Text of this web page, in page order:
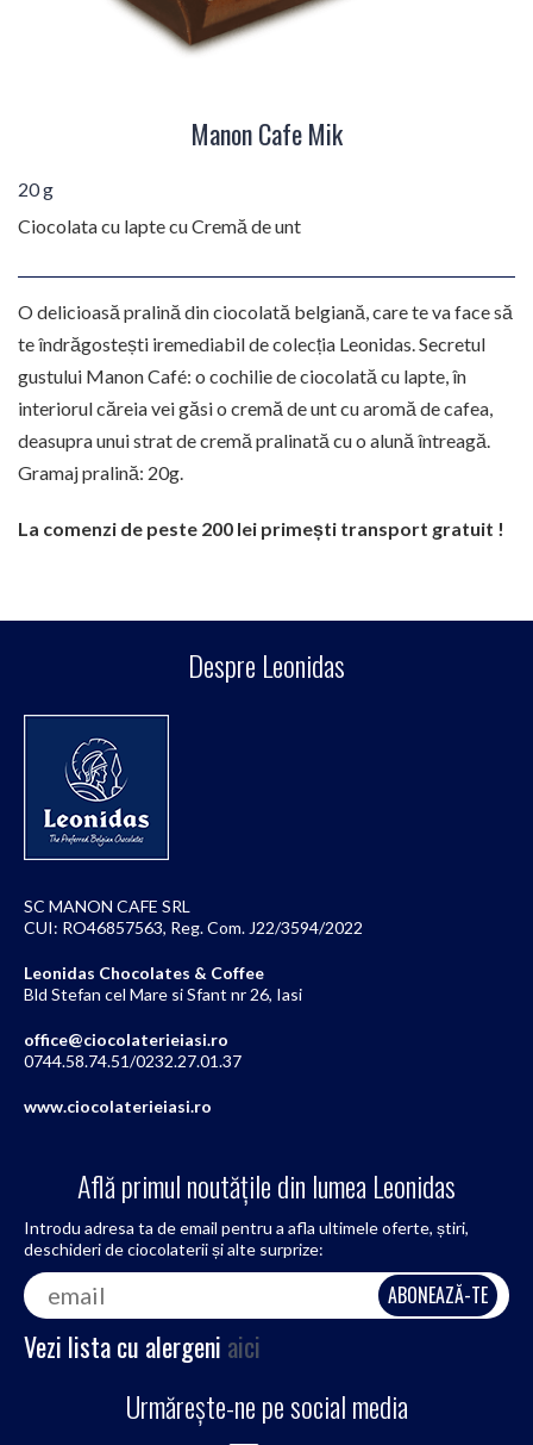
Manon Cafe Mik
20 g
Ciocolata cu lapte cu Cremă de unt
O delicioasă pralină din ciocolată belgiană, care te va face să
te îndrăgostești iremediabil de colecția Leonidas. Secretul
gustului Manon Café: o cochilie de ciocolată cu lapte, în
interiorul căreia vei găsi o cremă de unt cu aromă de cafea,
deasupra unui strat de cremă pralinată cu o alună întreagă.
Gramaj pralină: 20g.
La comenzi de peste 200 lei primești transport gratuit !
Despre Leonidas
SC MANON CAFE SRL
CUI: RO46857563, Reg. Com. J22/3594/2022
Leonidas Chocolates & Coffee
Bld Stefan cel Mare si Sfant nr 26, Iasi
office@ciocolaterieiasi.ro
0744.58.74.51/0232.27.01.37
www.ciocolaterieiasi.ro
Află primul noutățile din lumea Leonidas
Introdu adresa ta de email pentru a afla ultimele oferte, știri,
deschideri de ciocolaterii și alte surprize:
Vezi lista cu alergeni aici
Urmărește-ne pe social media